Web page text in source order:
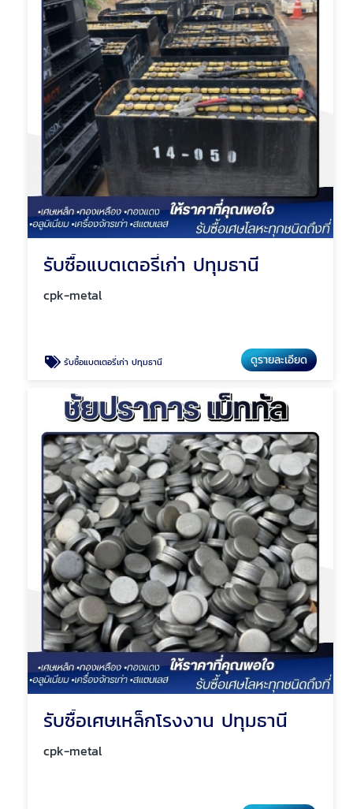
รับซื้อแบตเตอรี่เก่า ปทุมธานี
cpk-metal
รับซื้อแบตเตอรี่เก่า ปทุมธานี ดูรายละเอียด
รับซื้อเศษเหล็กโรงงาน ปทุมธานี
cpk-metal